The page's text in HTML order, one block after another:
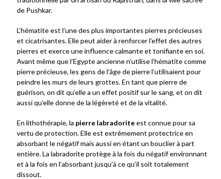
de Pushkar.
L’hématite est l’une des plus importantes pierres précieuses
et cicatrisantes. Elle peut aider à renforcer l’effet des autres
pierres et exerce une influence calmante et tonifiante en soi.
Avant même que l’Egypte ancienne n’utilise l’hématite comme
pierre précieuse, les gens de l’âge de pierre l’utilisaient pour
peindre les murs de leurs grottes. En tant que pierre de
guérison, on dit qu’elle a un effet positif sur le sang, et on dit
aussi qu’elle donne de la légèreté et de la vitalité.
En lithothérapie, la pierre labradoriteest connue pour sa
vertu de protection. Elle est extrêmement protectrice en
absorbant le négatif mais aussi en étant un bouclier à part
entière. La labradorite protège à la fois du négatif environnant
et à la fois en l’absorbant jusqu’à ce qu’il soit totalement
dissout.